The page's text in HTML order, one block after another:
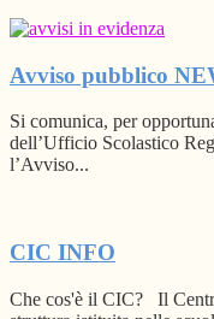
Avviso pubblico
Si comunica, per
dell’Ufficio Scolastico
l’Avviso...
CIC INFO
Che cos'è il CIC? Il